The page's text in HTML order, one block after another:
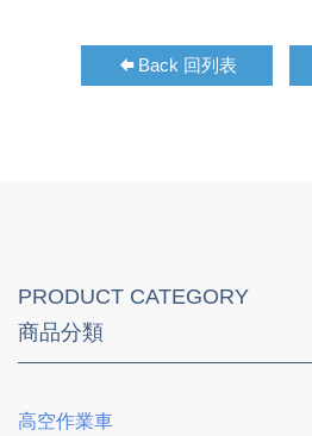
Back 回列表
PRODUCT CATEGORY
商品分類
高空作業車